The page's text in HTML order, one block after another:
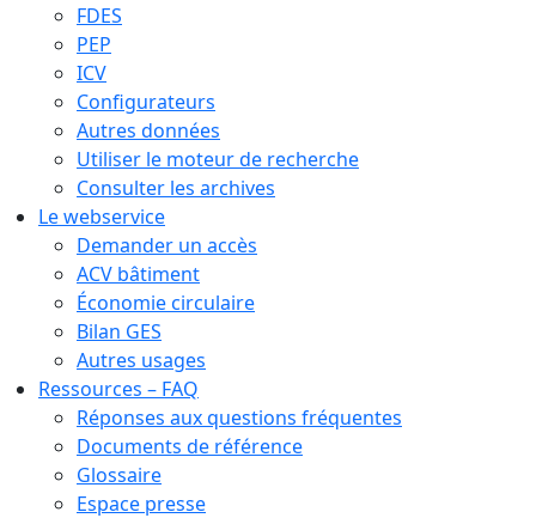
FDES
PEP
ICV
Configurateurs
Autres données
Utiliser le moteur de recherche
Consulter les archives
Le webservice
Demander un accès
ACV bâtiment
Économie circulaire
Bilan GES
Autres usages
Ressources – FAQ
Réponses aux questions fréquentes
Documents de référence
Glossaire
Espace presse